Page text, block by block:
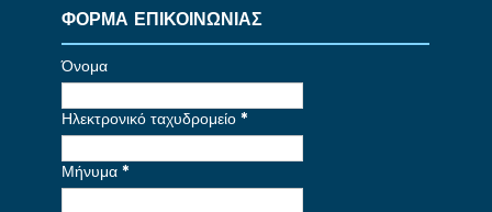
ΦΟΡΜΑ ΕΠΙΚΟΙΝΩΝΙΑΣ
Όνομα
Ηλεκτρονικό ταχυδρομείο *
Μήνυμα *